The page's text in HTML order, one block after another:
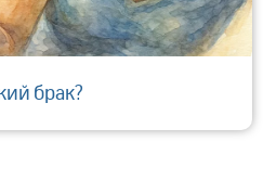
брак?